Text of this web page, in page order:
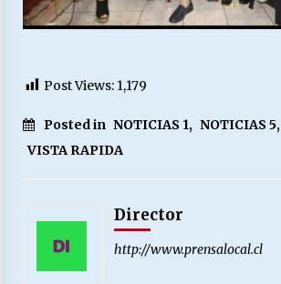
Post Views: 1,179
Posted in NOTICIAS 1, NOTICIAS 5,
VISTA RAPIDA
Director
http://www.prensalocal.cl